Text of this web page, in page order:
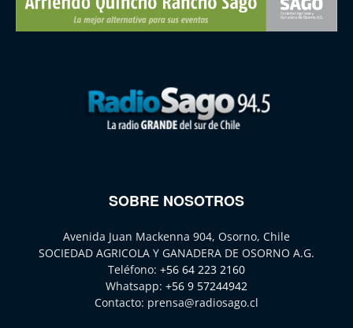
SOBRE NOSOTROS
Avenida Juan Mackenna 904, Osorno, Chile
SOCIEDAD AGRICOLA Y GANADERA DE OSORNO A.G.
Teléfono: +56 64 223 2160
Whatsapp: +56 9 57244942
Contacto: prensa@radiosago.cl